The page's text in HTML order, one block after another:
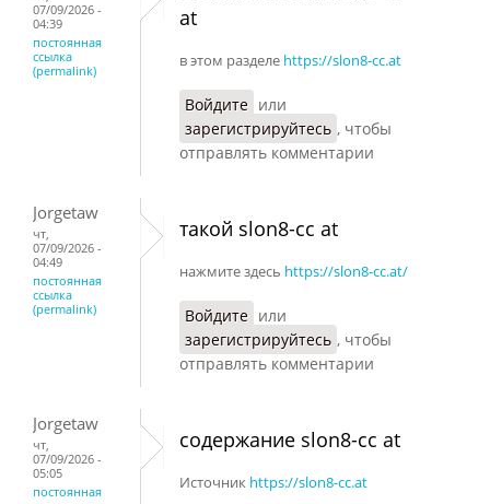
07/09/2026 -
04:39
постоянная
ссылка
(permalink)
at
в этом разделе https://slon8-cc.at
Войдите или
зарегистрируйтесь , чтобы
отправлять комментарии
Jorgetaw
чт,
07/09/2026 -
04:49
постоянная
ссылка
(permalink)
такой slon8-cc at
нажмите здесь https://slon8-cc.at/
Войдите или
зарегистрируйтесь , чтобы
отправлять комментарии
Jorgetaw
чт,
07/09/2026 -
05:05
постоянная
содержание slon8-cc at
Источник https://slon8-cc.at